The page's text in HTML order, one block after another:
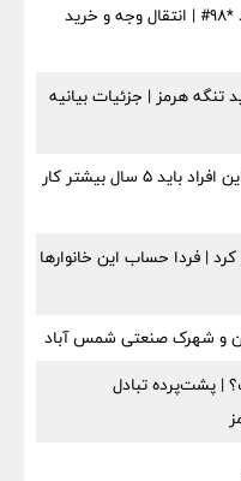
نحوه فعال‌سازی کیف پول ایران با کد *98# | انتقال وجه و خرید
تنگه هرمز | جزئیات بیانیه
شرط جدید بازنشستگی اجرایی شد؛ این افراد باید ۵ سال بیشتر کار
مرداد ۱۴۰۵ تغییر کرد | فردا حساب این خانوارها
و شهرک صنعتی شمس آباد
| پشت‌پرده تبادل